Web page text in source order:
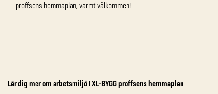
Lär dig mer om arbetsmiljö I XL-BYGG proffsens hemmaplan
proffsens hemmaplan, varmt välkommen!